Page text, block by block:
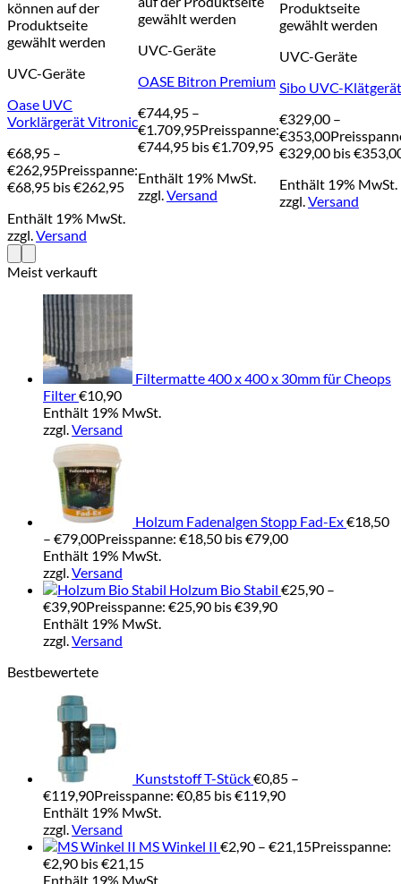
können auf der
Produktseite
gewählt werden
UVC-Geräte
Oase UVC
Vorklärgerät Vitronic
€68,95 –
€262,95Preisspanne:
€68,95 bis €262,95
Enthält 19% MwSt.
zzgl.Versand
gewählt werden
UVC-Geräte
OASE Bitron Premium
€744,95 –
€1.709,95Preisspanne:
€744,95 bis €1.709,95
Enthält 19% MwSt.
zzgl.Versand
Produktseite
gewählt werden
UVC-Geräte
Sibo UVC-Klätgerät
€329,00 –
€353,00
€329,00 bis
Enthält 19% MwSt.
zzgl.Versand
Meist verkauft
Filtermatte 400 x 400 x 30mm für Cheops
Filter€10,90
Enthält 19% MwSt.
zzgl.Versand
Holzum Fadenalgen Stopp Fad-Ex€18,50
– €79,00Preisspanne: €18,50 bis €79,00
Enthält 19% MwSt.
zzgl.Versand
Holzum Bio Stabil €25,90 –
€39,90Preisspanne: €25,90 bis €39,90
Enthält 19% MwSt.
zzgl.Versand
Bestbewertete
Kunststoff T-Stück€0,85 –
€119,90Preisspanne: €0,85 bis €119,90
Enthält 19% MwSt.
zzgl.Versand
MS Winkel II €2,90 – €21,15Preisspanne:
€2,90 bis €21,15
Enthält 19% MwSt.